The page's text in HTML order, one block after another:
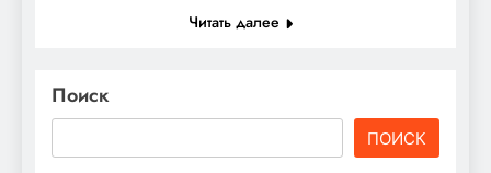
Читать далее
Поиск
ПОИСК